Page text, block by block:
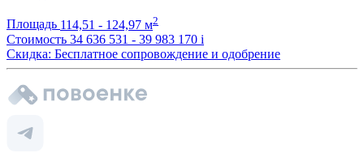
Площадь 114,51 - 124,97 м2
Стоимость 34 636 531 - 39 983 170 i
Скидка: Бесплатное сопровождение и одобрение